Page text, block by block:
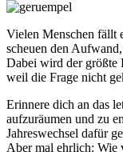
Vielen Menschen fällt
scheuen den
Dabei wird der größte
weil die Frage nicht
Erinnere dich an das
aufzuräumen und zu
Jahreswechsel dafür
Aber mal ehrlich: Wie